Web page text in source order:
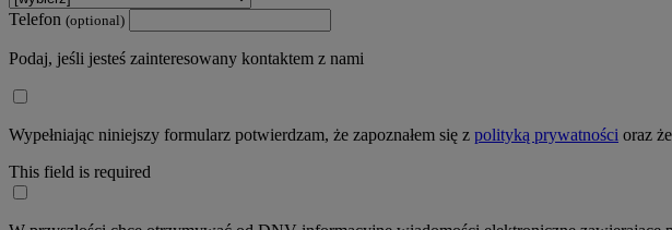
Telefon (optional)
Podaj, jeśli jesteś zainteresowany kontaktem z nami
Wypełniając niniejszy formularz potwierdzam, że zapoznałem się z polityką prywatności oraz
This field is required